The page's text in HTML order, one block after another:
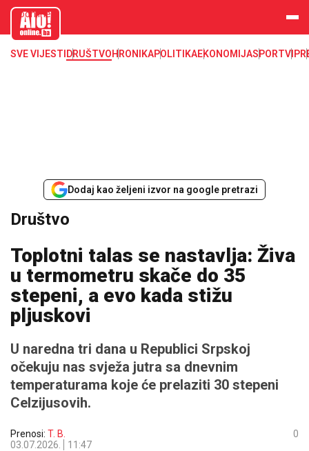
aloonline.b
SVE VIJESTI DRUŠTVOHRONIKAPOLITIKAEKONOMIJASPORTVIP
Dodaj kao željeni izvor na google pretrazi
Društvo
Toplotni talas se nastavlja: Živa
u termometru skače do 35
stepeni, a evo kada stižu
pljuskovi
U naredna tri dana u Republici Srpskoj
očekuju nas svježa jutra sa dnevnim
temperaturama koje će prelaziti 30 stepeni
Celzijusovih.
Prenosi: T. B.
03.07.2026.
11:47
0